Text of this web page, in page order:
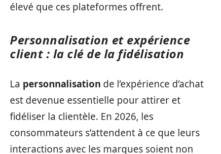
élevé que ces plateformes offrent.
Personnalisation et expérience
client : la clé de la fidélisation
La personnalisation de l’expérience d’achat
est devenue essentielle pour attirer et
fidéliser la clientèle. En 2026, les
consommateurs s’attendent à ce que leurs
interactions avec les marques soient non